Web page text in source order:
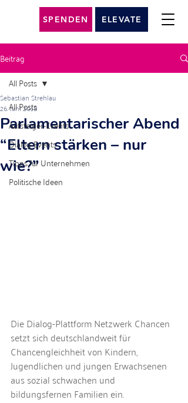
ELEVATE
SPENDEN
Beitrag
All Posts
Aufsteiger-Events
Dialog-Events
Tipps für Unternehmen
Politische Ideen
All Posts
Parlamentarischer Abend
“Eltern stärken – nur
wie?”
Sebastian Strehlau
26. Juni 2018
Die Dialog-Plattform Netzwerk Chancen
setzt sich deutschlandweit für
Chancengleichheit von Kindern,
Jugendlichen und jungen Erwachsenen
aus sozial schwachen und
bildungsfernen Familien ein.